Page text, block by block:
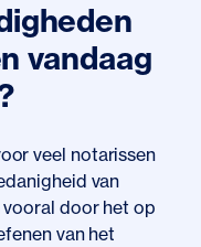
vandaag
veel notarissen
van
door het op
van het